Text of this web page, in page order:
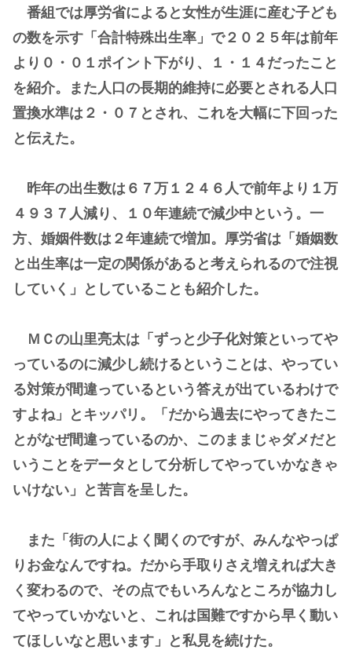
番組では厚労省によると女性が生涯に産む子ども
の数を示す「合計特殊出生率」で２０２５年は前年
より０・０１ポイント下がり、１・１４だったこと
を紹介。また人口の長期的維持に必要とされる人口
置換水準は２・０７とされ、これを大幅に下回った
と伝えた。
昨年の出生数は６７万１２４６人で前年より１万
４９３７人減り、１０年連続で減少中という。一
方、婚姻件数は２年連続で増加。厚労省は「婚姻数
と出生率は一定の関係があると考えられるので注視
していく」としていることも紹介した。
ＭＣの山里亮太は「ずっと少子化対策といってや
っているのに減少し続けるということは、やってい
る対策が間違っているという答えが出ているわけで
すよね」とキッパリ。「だから過去にやってきたこ
とがなぜ間違っているのか、このままじゃダメだと
いうことをデータとして分析してやっていかなきゃ
いけない」と苦言を呈した。
また「街の人によく聞くのですが、みんなやっぱ
りお金なんですね。だから手取りさえ増えれば大き
く変わるので、その点でもいろんなところが協力し
てやっていかないと、これは国難ですから早く動い
てほしいなと思います」と私見を続けた。